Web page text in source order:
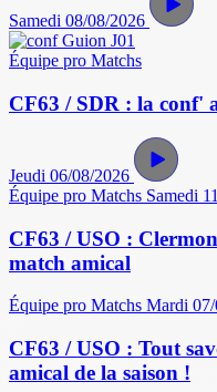
Samedi 08/08/2026
Équipe pro Matchs
CF63 / SDR : la conf'
Jeudi 06/08/2026
Équipe pro Matchs Samedi
CF63 / USO :
match amical
Équipe pro Matchs Mardi
CF63 / USO : Tout
amical de la saison !